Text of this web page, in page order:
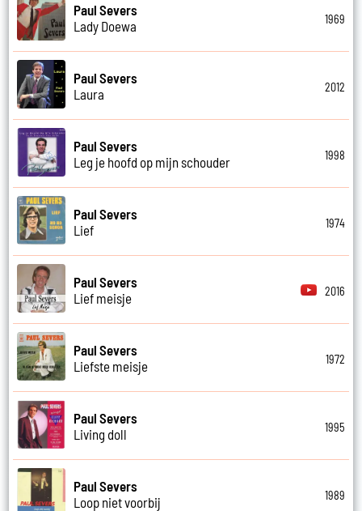
Paul Severs
Lady Doewa
1969
Paul Severs
Laura
2012
Paul Severs
Leg je hoofd op mijn schouder
1998
Paul Severs
Lief
1974
Paul Severs
Lief meisje
2016
Paul Severs
Liefste meisje
1972
Paul Severs
Living doll
1995
Paul Severs
Loop niet voorbij
1989